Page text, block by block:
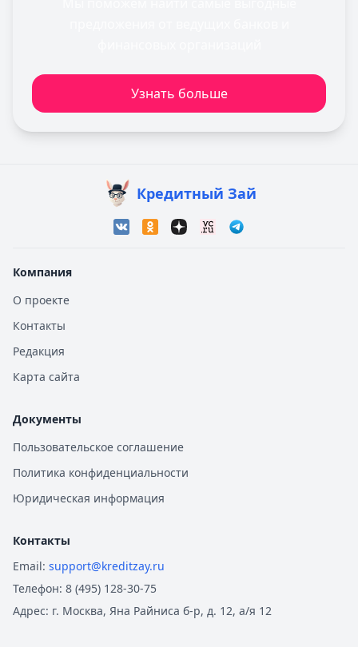
Узнать больше
Кредитный Зай
Компания
О проекте
Контакты
Редакция
Карта сайта
Документы
Пользовательское соглашение
Политика конфиденциальности
Юридическая информация
Контакты
Email: support@kreditzay.ru
Телефон: 8 (495) 128-30-75
Адрес: г. Москва, Яна Райниса б-р, д. 12, а/я 12